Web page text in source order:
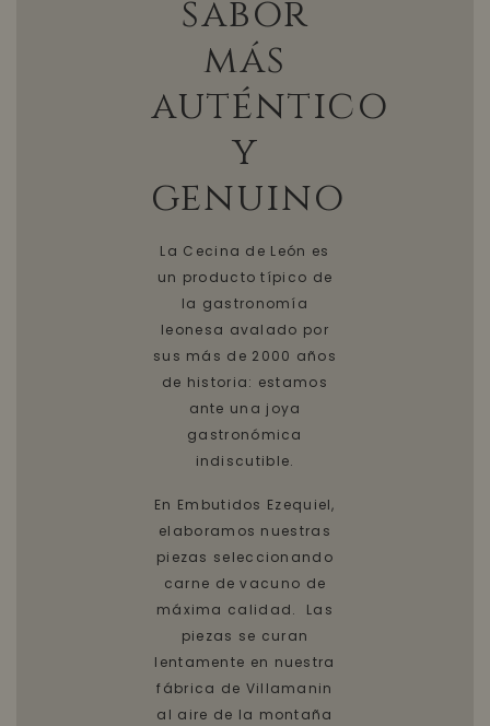
sabor
más
auténtico
y
genuino
La Cecina de León es
un producto típico de
la gastronomía
leonesa avalado por
sus más de 2000 años
de historia: estamos
ante una joya
gastronómica
indiscutible.
En Embutidos Ezequiel,
elaboramos nuestras
piezas seleccionando
carne de vacuno de
máxima calidad. Las
piezas se curan
lentamente en nuestra
fábrica de Villamanin
al aire de la montaña